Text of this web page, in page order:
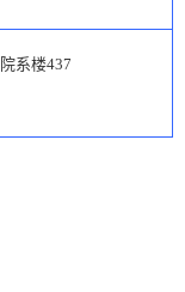
院系楼437